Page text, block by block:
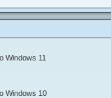
Windows 11
Windows 10